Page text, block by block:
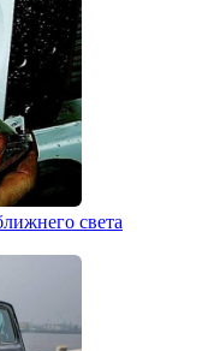
света